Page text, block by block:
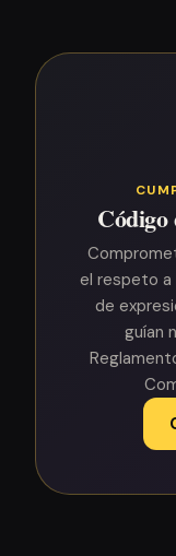
el respeto a
de
guían